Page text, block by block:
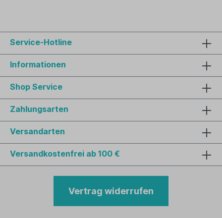
Service-Hotline
Informationen
Shop Service
Zahlungsarten
Versandarten
Versandkostenfrei ab 100 €
Vertrag widerrufen